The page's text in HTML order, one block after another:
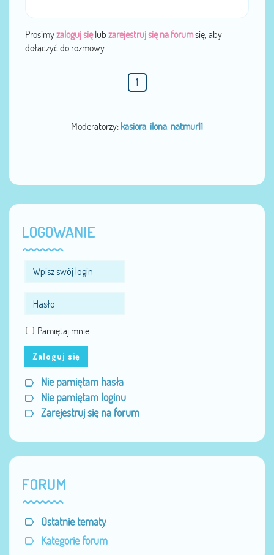
Prosimyzaloguj sięlub zarejestruj się na forumsię, aby
dołączyć do rozmowy.
1
Moderatorzy: kasiora, ilona, natmur11
LOGOWANIE
Pamiętaj mnie
Zaloguj się
Nie pamiętam hasła
Nie pamiętam loginu
Zarejestruj się na forum
FORUM
Ostatnie tematy
Kategorie forum